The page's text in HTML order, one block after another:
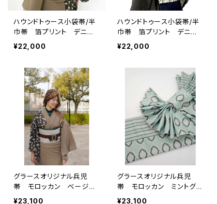
ハウンドトゥース小袋帯/半
巾帯 箔プリント デニ
ム ホワイト
¥22,000
ハウンドトゥース小袋帯/半
巾帯 箔プリント デニ
ム ブラック
¥22,000
グラースオリジナル兵児
帯 モロッカン ベージ
ュ ポリエステル100％
¥23,100
グラースオリジナル兵児
帯 モロッカン ミントグリ
ーン ポリエステル100％
¥23,100